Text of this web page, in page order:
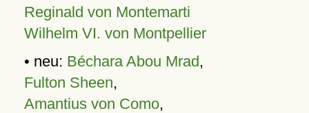
Reginald von Montemarti
Wilhelm VI. von Montpellier
• neu: Béchara Abou Mrad,
Fulton Sheen,
Amantius von Como,